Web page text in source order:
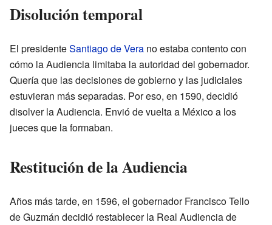
Disolución temporal
El presidenteSantiago de Vera no estaba contento con
cómo la Audiencia limitaba la autoridad del gobernador.
Quería que las decisiones de gobierno y las judiciales
estuvieran más separadas. Por eso, en 1590, decidió
disolver la Audiencia. Envió de vuelta a México a los
jueces que la formaban.
Restitución de la Audiencia
Años más tarde, en 1596, el gobernador Francisco Tello
de Guzmán decidió restablecer la Real Audiencia de